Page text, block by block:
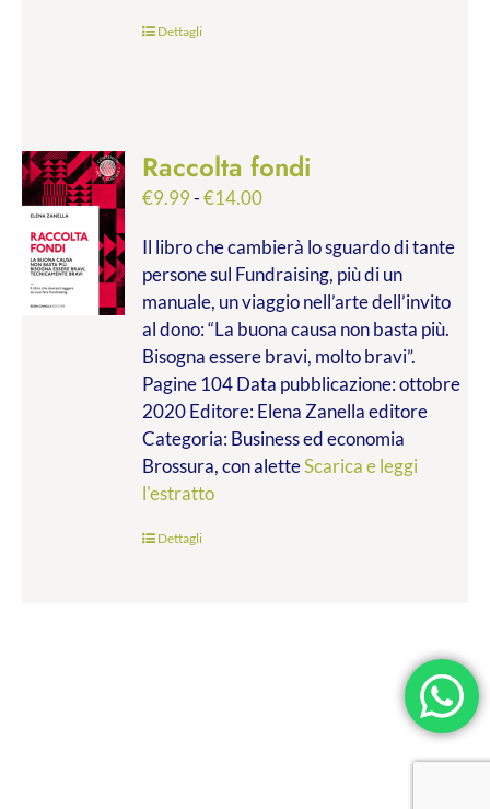
Dettagli
Raccolta fondi
€9.99-€14.00Fascia
prezzo:
da
€9.99
a
€14.00
Il libro che cambierà lo sguardo di tante
persone sul Fundraising, più di un
manuale, un viaggio nell’arte dell’invito
al dono: “La buona causa non basta più.
Bisogna essere bravi, molto bravi”.
Pagine 104 Data pubblicazione: ottobre
2020 Editore: Elena Zanella editore
Categoria: Business ed economia
Brossura, con aletteScarica e leggi
l'estratto
Dettagli